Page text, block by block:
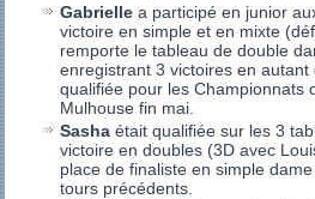
Gabrielle a participé en junior
victoire en simple et en mixte
remporte le tableau de double
enregistrant 3 victoires en
qualifiée pour les Championnats
Mulhouse fin mai.
Sasha était qualifiée sur les 3
victoire en doubles (3D avec
place de finaliste en simple
tours précédents.